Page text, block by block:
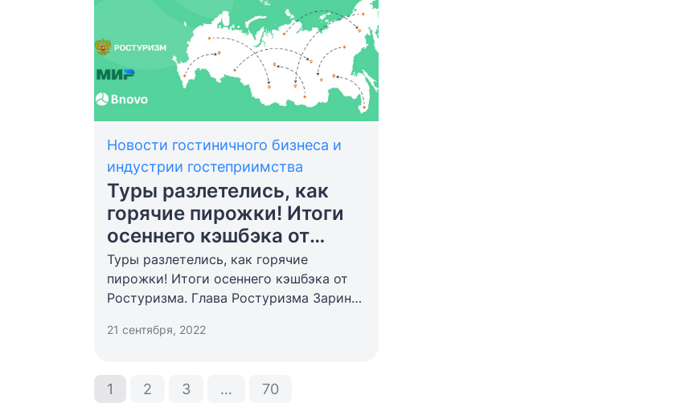
Новости гостиничного бизнеса и
индустрии гостеприимства
Туры разлетелись, как
горячие пирожки! Итоги
осеннего кэшбэка от
Ростуризма
Туры разлетелись, как горячие
пирожки! Итоги осеннего кэшбэка от
Ростуризма. Глава Ростуризма Зарина
предварительными итогами 5-го этапа
За 2 недели продаж с 25 августа по 10
сентября более 600 тысяч россиян
21 сентября, 2022
1 2 3 … 70